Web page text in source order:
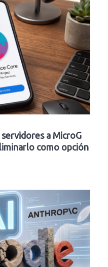
a MicroG
como opción